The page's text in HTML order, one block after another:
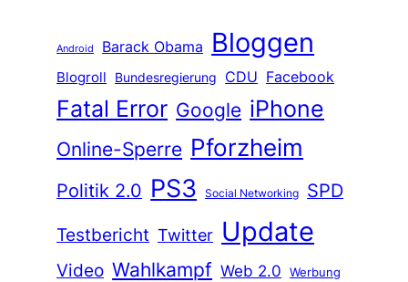
Android Barack Obama Bloggen
Blogroll Bundesregierung CDU Facebook
Fatal Error Google iPhone
Online-Sperre Pforzheim
Politik 2.0 PS3 Social Networking
SPD
Testbericht Twitter Update
Video Wahlkampf Web 2.0 Werbung